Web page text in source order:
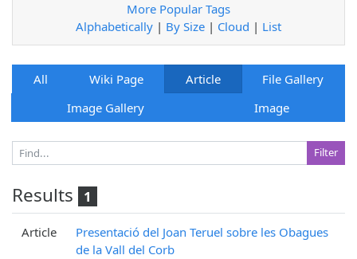
More Popular Tags
Alphabetically | By Size | Cloud | List
All Wiki Page Article
File Gallery
Image Gallery
Image
Results 1
Article
Presentació del Joan Teruel sobre les Obagues
de la Vall del Corb